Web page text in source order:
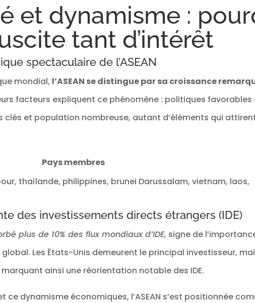
et dynamisme :
tant d’intérêt
spectaculaire de l’ASEAN
mondial, l’ASEAN se distingue par sa croissance
facteurs expliquent ce phénomène : politiques favorables
et population nombreuse, autant d’éléments qui
Pays membres
thaïlande, philippines, brunei Darussalam, vietnam, laos,
des investissements directs étrangers (IDE)
plus de 10% des flux mondiaux d’IDE, signe de
Les États-Unis demeurent le principal investisseur,
ainsi une réorientation notable des IDE.
dynamisme économiques, l’ASEAN s’est positionnée